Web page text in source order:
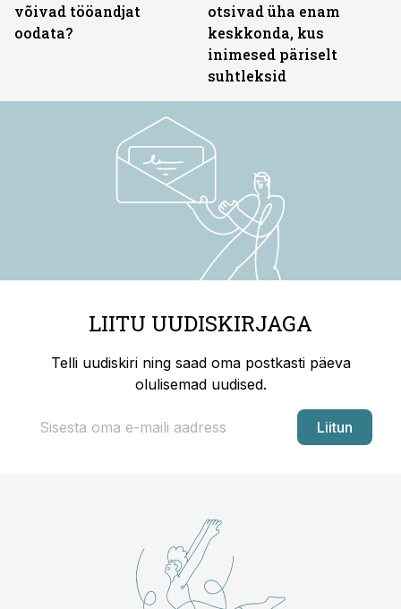
võivad tööandjat
oodata?
otsivad üha enam
keskkonda, kus
inimesed päriselt
suhtleksid
LIITU UUDISKIRJAGA
Telli uudiskiri ning saad oma postkasti päeva
olulisemad uudised.
Liitun